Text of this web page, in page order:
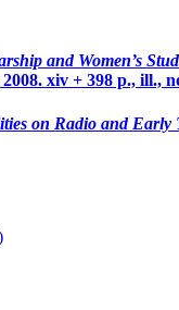
and Women’s
xiv + 398 p., ill.,
on Radio and Early